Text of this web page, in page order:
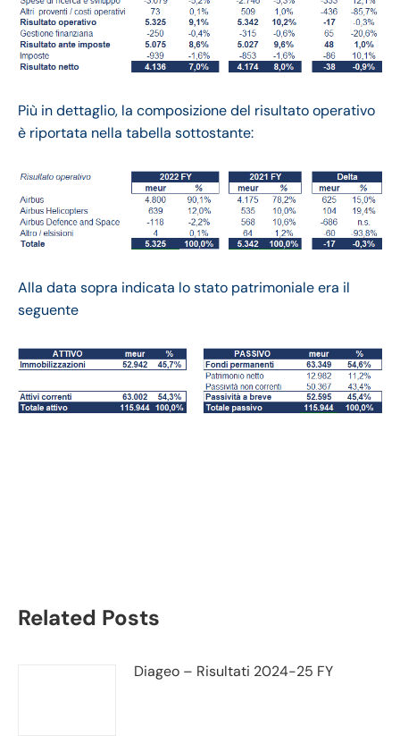
Più in dettaglio, la composizione del risultato operativo
è riportata nella tabella sottostante:
Alla data sopra indicata lo stato patrimoniale era il
seguente
Related Posts
Diageo – Risultati 2024-25 FY